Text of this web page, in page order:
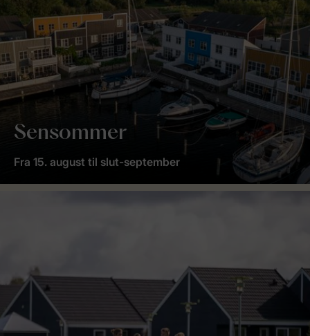
Sensommer
Fra 15. august til slut-september